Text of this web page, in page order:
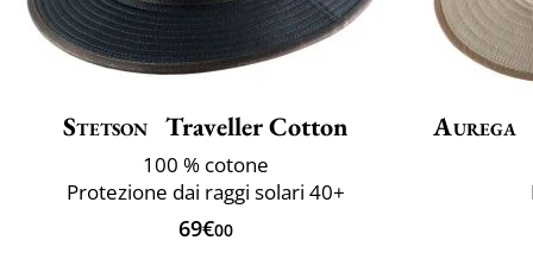
Stetson Traveller Cotton
100 % cotone
Protezione dai raggi solari 40+
69€00
Aurega